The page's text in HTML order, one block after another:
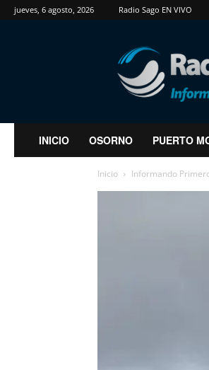
jueves, 6 agosto, 2026 Radio Sago EN VIVO
RadioSago
INICIO OSORNO PUERTO
Inicio Informando